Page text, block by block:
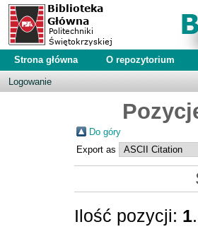
Strona główna O repozytorium
Logowanie
Do góry
Export as
Ilość pozycji: 1.